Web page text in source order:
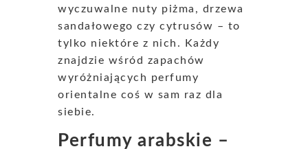
wyczuwalne nuty piżma, drzewa
sandałowego czy cytrusów – to
tylko niektóre z nich. Każdy
znajdzie wśród zapachów
wyróżniających perfumy
orientalne coś w sam raz dla
siebie.
Perfumy arabskie –